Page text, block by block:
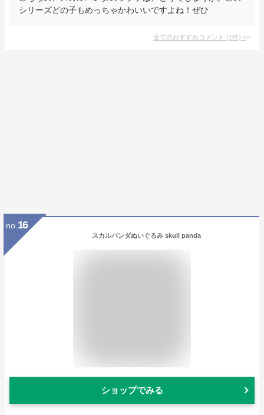
シリーズどの子もめっちゃかわいいですよね！ぜひ
全てのおすすめコメント (1件) >
no. 16
スカルパンダぬいぐるみ skull panda
ショップでみる